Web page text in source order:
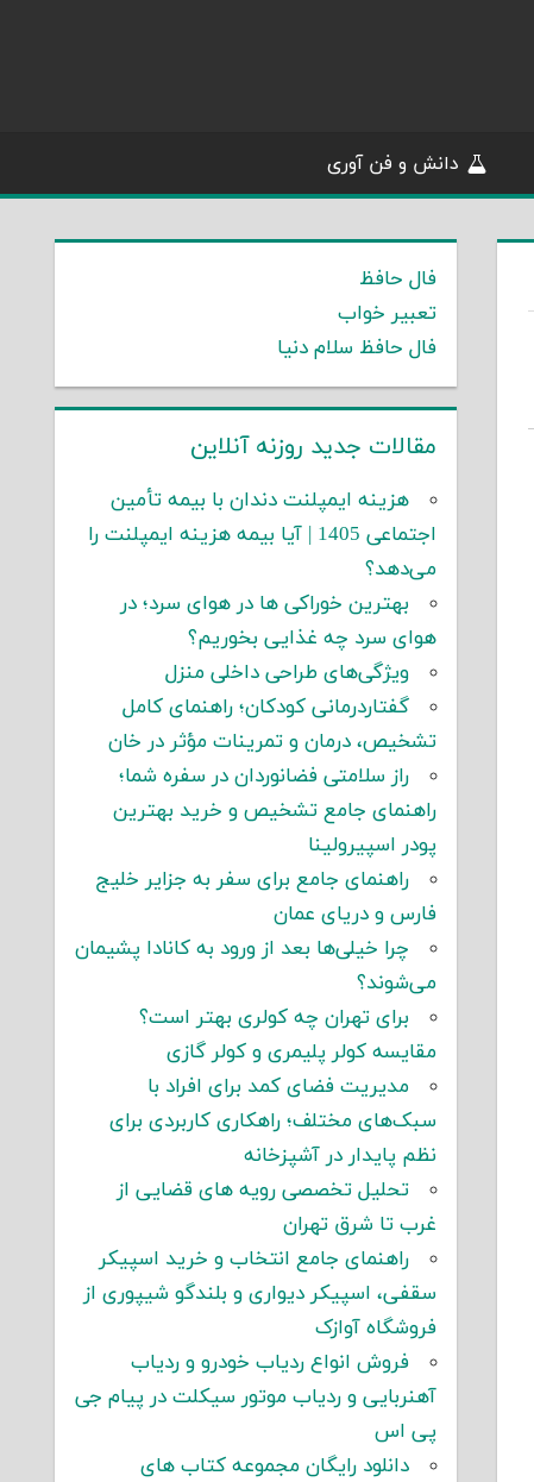
دانش و فن آوری
فال حافظ
تعبیر خواب
فال حافظ سلام دنیا
مقالات جدید روزنه آنلاین
هزینه ایمپلنت دندان با بیمه تأمین
اجتماعی 1405 | آیا بیمه هزینه ایمپلنت را
می‌دهد؟
بهترین خوراکی ها در هوای سرد؛ در
هوای سرد چه غذایی بخوریم؟
ویژگی‌های طراحی داخلی منزل
گفتاردرمانی کودکان؛ راهنمای کامل
تشخیص، درمان و تمرینات مؤثر در خان
راز سلامتی فضانوردان در سفره شما؛
راهنمای جامع تشخیص و خرید بهترین
پودر اسپیرولینا
راهنمای جامع برای سفر به جزایر خلیج
فارس و دریای عمان
چرا خیلی‌ها بعد از ورود به کانادا پشیمان
می‌شوند؟
برای تهران چه کولری بهتر است؟
مقایسه کولر پلیمری و کولر گازی
مدیریت فضای کمد برای افراد با
سبک‌های مختلف؛ راهکاری کاربردی برای
نظم پایدار در آشپزخانه
تحلیل تخصصی رویه های قضایی از
غرب تا شرق تهران
راهنمای جامع انتخاب و خرید اسپیکر
سقفی، اسپیکر دیواری و بلندگو شیپوری از
فروشگاه آوازک
فروش انواع ردیاب خودرو و ردیاب
آهنربایی و ردیاب موتور سیکلت در پیام جی
پی اس
دانلود رایگان مجموعه کتاب های